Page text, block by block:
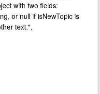
with two fields:
or null if isNewTopic is
text.",